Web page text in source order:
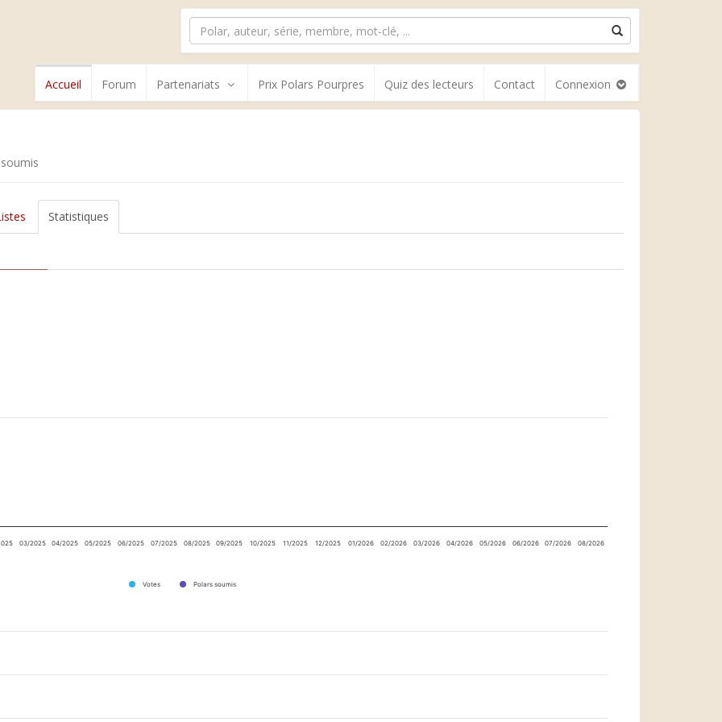
Accueil Forum Partenariats Prix Polars Pourpres Quiz des lecteurs Contact Connexion
Statistiques
Votes Polars soumis
03/2025 04/2025 05/2025 06/2025 07/2025 08/2025 09/2025 10/2025 11/2025 12/2025 01/2026 02/2026 03/2026 04/2026 05/2026 06/2026 07/2026 08/2026